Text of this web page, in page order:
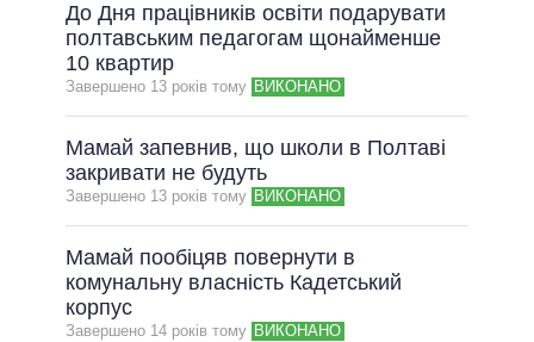
До Дня працівників освіти подарувати
полтавським педагогам щонайменше
10 квартир
Завершено 13 рокiв тому ВИКОНАНО
Мамай запевнив, що школи в Полтаві
закривати не будуть
Завершено 13 рокiв тому ВИКОНАНО
Мамай пообіцяв повернути в
комунальну власність Кадетський
корпус
Завершено 14 рокiв тому ВИКОНАНО